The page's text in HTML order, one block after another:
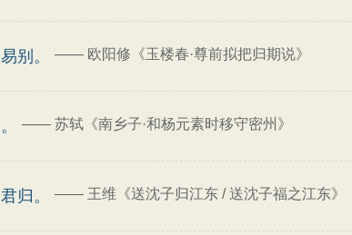
别。 —— 欧阳修《玉楼春·尊前拟把归期说》
—— 苏轼《南乡子·和杨元素时移守密州》
归。 —— 王维《送沈子归江东 / 送沈子福之江东》